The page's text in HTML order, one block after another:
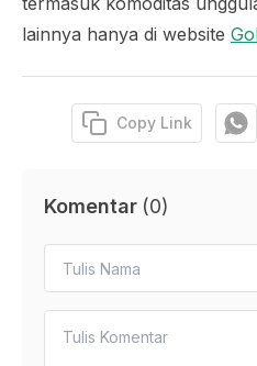
lainnya hanya di website
Copy Link
Komentar (0)